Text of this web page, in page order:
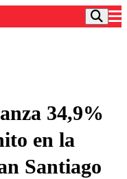
34,9%
en la
Santiago